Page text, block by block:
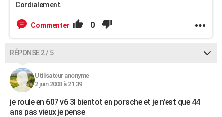
Cordialement.
Commenter 0
RÉPONSE 2 / 5
Utilisateur anonyme
2 juin 2008 à 21:39
je roule en 607 v6 3l bientot en porsche et je n'est que 44
ans pas vieux je pense